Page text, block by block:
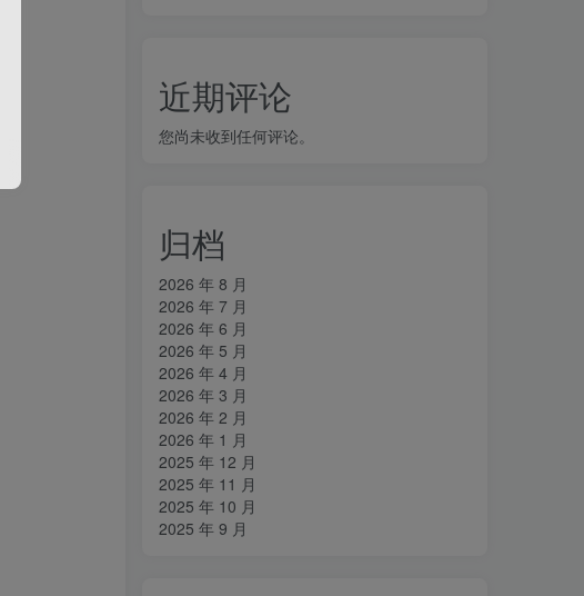
近期评论
您尚未收到任何评论。
归档
2026 年 8 月
2026 年 7 月
2026 年 6 月
2026 年 5 月
2026 年 4 月
2026 年 3 月
2026 年 2 月
2026 年 1 月
2025 年 12 月
2025 年 11 月
2025 年 10 月
2025 年 9 月